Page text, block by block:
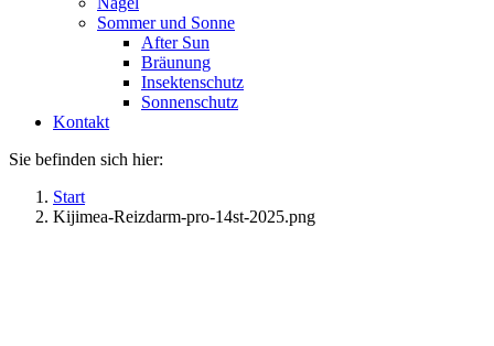
Sommer und Sonne
After Sun
Bräunung
Insektenschutz
Sonnenschutz
Kontakt
Sie befinden sich hier:
Start
Kijimea-Reizdarm-pro-14st-2025.png